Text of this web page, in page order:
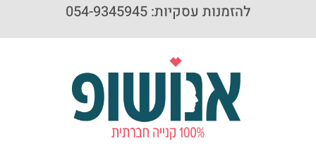
להזמנות עסקיות: 054-9345945